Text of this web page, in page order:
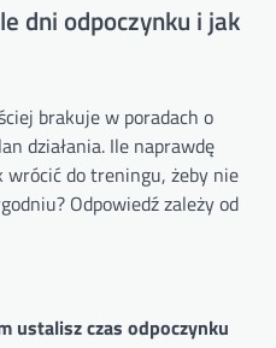
dni odpoczynku i jak
brakuje w poradach o
działania. Ile naprawdę
wrócić do treningu, żeby nie
Odpowiedź zależy od
ustalisz czas odpoczynku